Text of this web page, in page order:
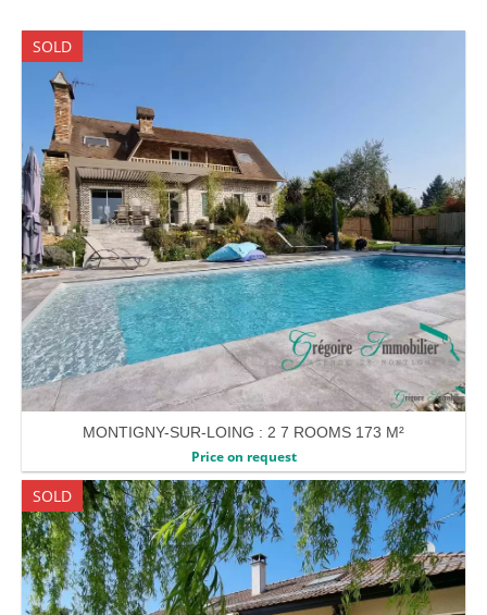
MONTIGNY-SUR-LOING : 2 7 ROOMS 173 M²
Price on request
SOLD
SOLD